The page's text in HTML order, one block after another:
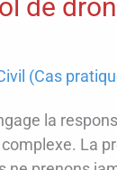
de
(Cas
la
La